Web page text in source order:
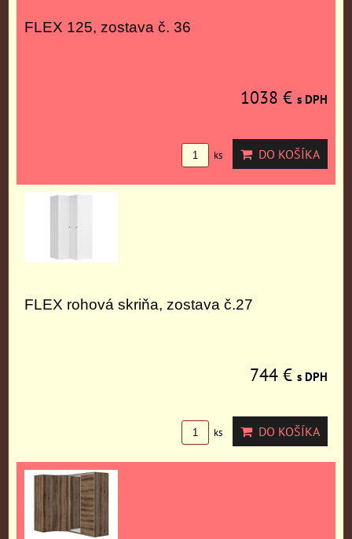
FLEX 125, zostava č. 36
1038 € s DPH
ks DO KOŠÍKA
FLEX rohová skriňa, zostava č.27
744 € s DPH
ks DO KOŠÍKA